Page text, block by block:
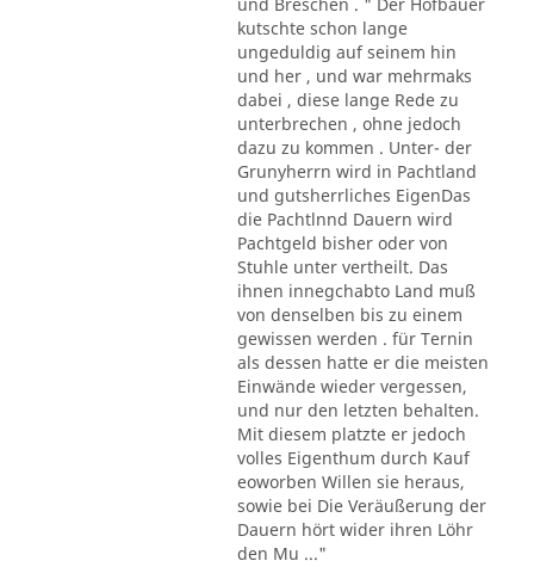
und Breschen . " Der Hofbauer
kutschte schon lange
ungeduldig auf seinem hin
und her , und war mehrmaks
dabei , diese lange Rede zu
unterbrechen , ohne jedoch
dazu zu kommen . Unter- der
Grunyherrn wird in Pachtland
und gutsherrliches EigenDas
die Pachtlnnd Dauern wird
Pachtgeld bisher oder von
Stuhle unter vertheilt. Das
ihnen innegchabto Land muß
von denselben bis zu einem
gewissen werden . für Ternin
als dessen hatte er die meisten
Einwände wieder vergessen,
und nur den letzten behalten.
Mit diesem platzte er jedoch
volles Eigenthum durch Kauf
eoworben Willen sie heraus,
sowie bei Die Veräußerung der
Dauern hört wider ihren Löhr
den Mu ..."